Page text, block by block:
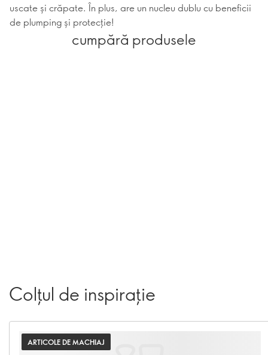
uscate și crăpate. În plus, are un nucleu dublu cu beneficii
de plumping și protecție!
cumpără produsele
Colțul de inspirație
ARTICOLE DE MACHIAJ